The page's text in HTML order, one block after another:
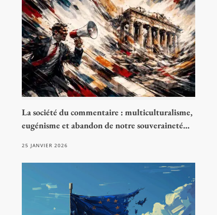
La société du commentaire : multiculturalisme,
eugénisme et abandon de notre souveraineté…
25 JANVIER 2026